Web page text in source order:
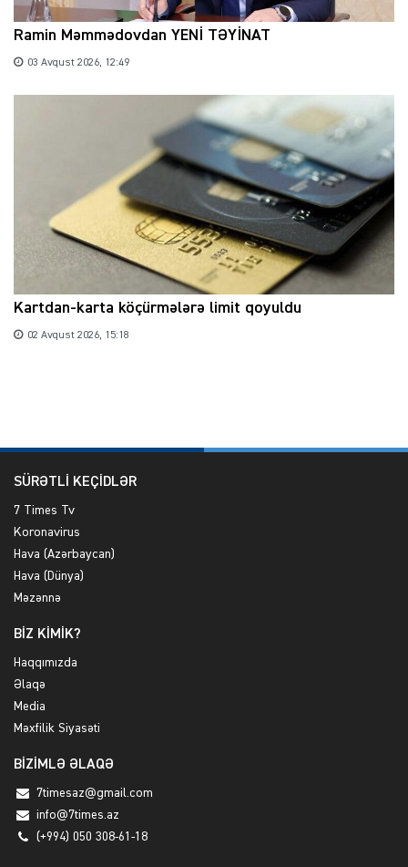
Ramin Məmmədovdan YENİ TƏYİNAT
03 Avqust 2026, 12:49
Kartdan-karta köçürmələrə limit qoyuldu
02 Avqust 2026, 15:18
SÜRƏTLİ KEÇİDLƏR
7 Times Tv
Koronavirus
Hava (Azərbaycan)
Hava (Dünya)
Məzənnə
BİZ KİMİK?
Haqqımızda
Əlaqə
Media
Məxfilik Siyasəti
BİZİMLƏ ƏLAQƏ
7timesaz@gmail.com
info@7times.az
(+994) 050 308-61-18